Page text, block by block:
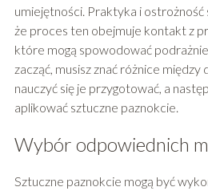
umiejętności. Praktyka i ostrożność
że proces ten obejmuje kontakt z
które mogą spowodować
zacząć, musisz znać różnice między
nauczyć się je przygotować, a
aplikować sztuczne paznokcie.
Wybór odpowiednich
Sztuczne paznokcie mogą być